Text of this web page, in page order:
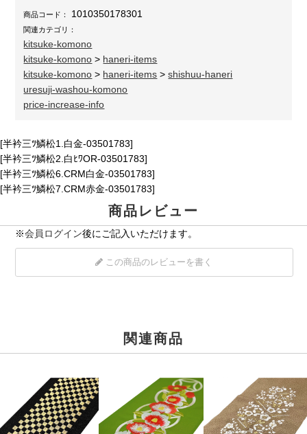
商品コード： 1010350178301
関連カテゴリ：
kitsuke-komono
kitsuke-komono > haneri-items
kitsuke-komono > haneri-items >shishuu-haneri
uresuji-washou-komono
price-increase-info
[半衿三ﾂ鱗松1.白金-03501783]
[半衿三ﾂ鱗松2.白ﾋﾜOR-03501783]
[半衿三ﾂ鱗松6.CRM白金-03501783]
[半衿三ﾂ鱗松7.CRM赤金-03501783]
商品レビュー
※会員ログイン後にご記入いただけます。
この商品のレビューを書く
関連商品